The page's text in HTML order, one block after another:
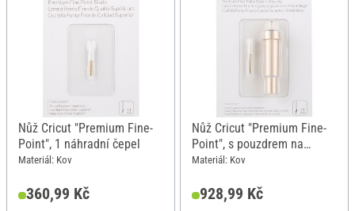
Nůž Cricut "Premium Fine-
Point", 1 náhradní čepel
Materiál: Kov
360,99 Kč
Nůž Cricut "Premium Fine-
Point", s pouzdrem na
čepel/držákem
Materiál: Kov
928,99 Kč